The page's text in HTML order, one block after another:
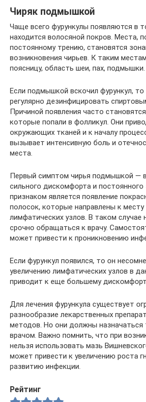
Чиряк подмышкой
Чаще всего фурункулы появляются в
находится волосяной покров. Места,
постоянному трению, становятся
возникновения чирьев. К таким
поясницу, область шеи, пах, подмышки.
Если подмышкой вскочил фурункул,
регулярно дезинфицировать
Причиной появления часто
которые попали в фолликул. Они
окружающих тканей и к началу
вызывает интенсивную боль и
места.
Первый симптом чирья подмышкой —
сильного дискомфорта и
признаком является появление
полосок, которые направлены к
лимфатических узлов. В таком случае
срочно обращаться к врачу.
может привести к проникновению
Если фурункул появился, то он
увеличению лимфатических узлов в
приводит к еще большему
Для лечения фурункула существует
разнообразие лекарственных
методов. Но они должны
врачом. Важно помнить, что при
нельзя использовать мазь
может привести к увеличению роста
развитию инфекции.
Рейтинг